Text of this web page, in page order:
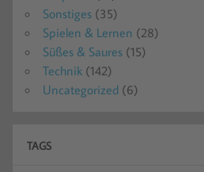
Sonstiges (35)
Spielen & Lernen (28)
Süßes & Saures (15)
Technik (142)
Uncategorized (6)
TAGS